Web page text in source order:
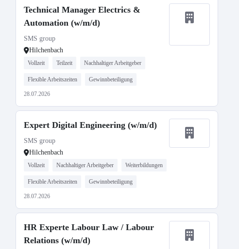
Technical Manager Electrics &
Automation (w/m/d)
SMS group
Hilchenbach
Vollzeit Teilzeit Nachhaltiger Arbeitgeber
Flexible Arbeitszeiten Gewinnbeteiligung
28.07.2026
Expert Digital Engineering (w/m/d)
SMS group
Hilchenbach
Vollzeit Nachhaltiger Arbeitgeber Weiterbildungen
Flexible Arbeitszeiten Gewinnbeteiligung
28.07.2026
HR Experte Labour Law / Labour
Relations (w/m/d)